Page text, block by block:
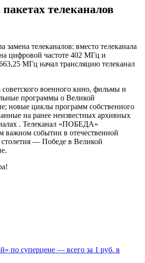
телеканалов
замена телеканалов: вместо телеканала
цифровой частоте 402 МГц и
МГц начал трансляцию телеканал
военного кино, фильмы и
программы о Великой
новые циклы программ собственного
на ранее неизвестных архивных
. Телеканал «ПОБЕДА»
важном событии в отечественной
столетия — Победе в Великой
по суперцене — всего за 1 руб. в